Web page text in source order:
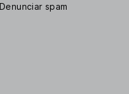
Denunciar spam